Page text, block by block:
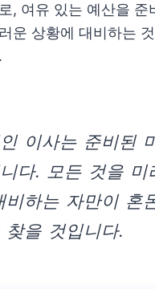
, 여유 있는 예산을 준
운 상황에 대비하는
이사는 준비된
다. 모든 것을 미
비하는 자만이 혼
찾을 것입니다.